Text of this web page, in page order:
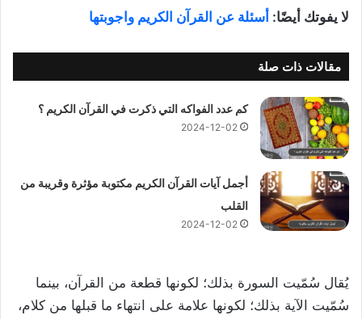
لا يفوتك أيضًا: أسئلة عن القرآن الكريم واجوبتها
مقالات ذات صلة
كم عدد الفواكه التي ذكرت في القرآن الكريم ؟
2024-12-02
أجمل آيات القرآن الكريم مكتوبة مؤثرة وقريبة من
القلب
2024-12-02
يُقال سُمّيت السورة بذلك؛ لكونها قطعة من القرآن، بينما
سُمّيت الآية بذلك؛ لكونها علامة على انتهاء ما قبلها من كلام،